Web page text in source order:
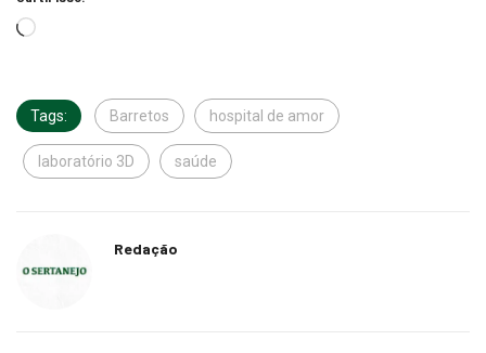
Tags: Barretos hospital de amor
laboratório 3D saúde
Redação